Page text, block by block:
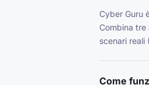
Cyber Guru
Combina
scenari reali
Come